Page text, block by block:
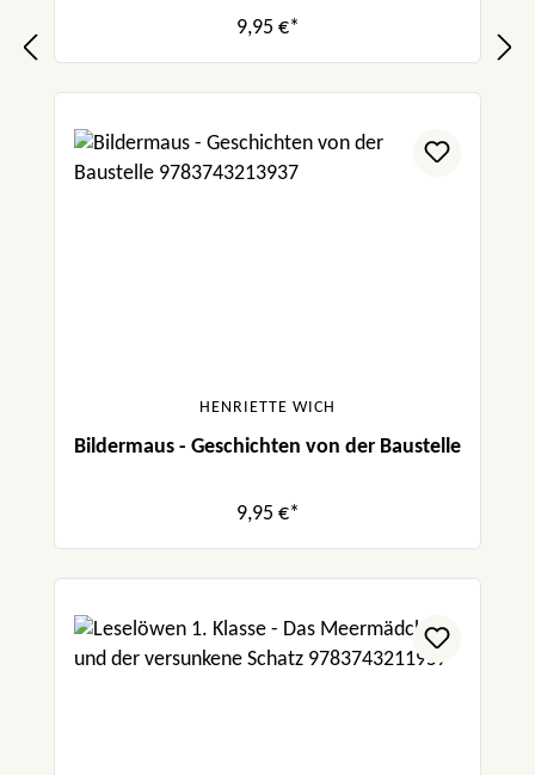
9,95 €*
HENRIETTE WICH
Bildermaus - Geschichten von der Baustelle
9,95 €*